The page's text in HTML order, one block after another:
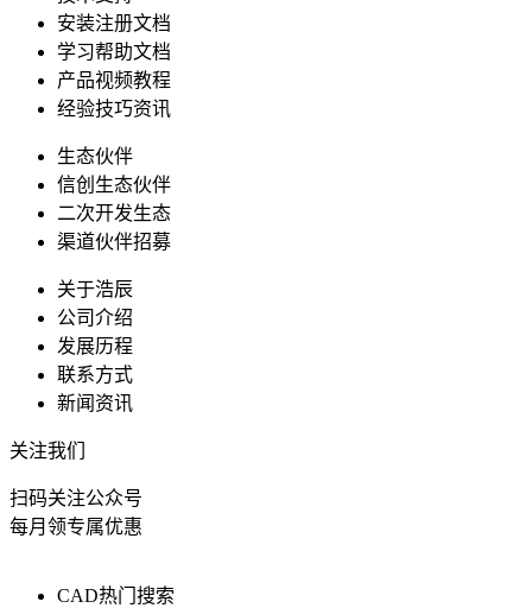
安装注册文档
学习帮助文档
产品视频教程
经验技巧资讯
生态伙伴
信创生态伙伴
二次开发生态
渠道伙伴招募
关于浩辰
公司介绍
发展历程
联系方式
新闻资讯
关注我们
扫码关注公众号
每月领专属优惠
CAD热门搜索